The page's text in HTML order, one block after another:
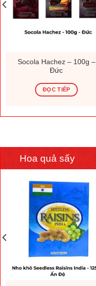
Socola Hachez – 100g –
Đức
ĐỌC TIẾP
Hoa quả sấy